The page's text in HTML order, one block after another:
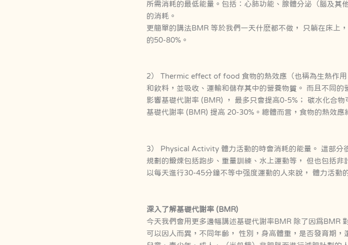
所需消耗的最低能量。包括：心肺功能、腺體分泌（腦及其
的消耗。
更簡單的講法BMR 等於我們一天什麽都不做， 只躺在床上
的50-80%。
2） Thermic effect of food 食物的熱效應（也稱為生熱作
和飲料，並吸收、運輸和儲存其中的營養物質。 而且不同
影響基礎代謝率 (BMR) ， 最多只會提高0-5%； 碳水化合
基礎代謝率 (BMR) 提高 20-30%。總體而言，食物的熱效應
3） Physical Activity 體力活動的時會消耗的能量。 這部分
規劃的鍛煉包括跑步、重量訓練、水上運動等， 但也包括
以每天進行30-45分鐘不等中强度運動的人來說， 體力活動
深入了解基礎代謝率 (BMR)
今天我們會用更多邊幅講述基礎代謝率BMR 除了因爲BMR
可以因人而異，不同年齡， 性別，身高體重，是否發育期